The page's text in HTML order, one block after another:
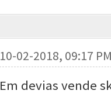
10-02-2018, 09:17
Em devias vende